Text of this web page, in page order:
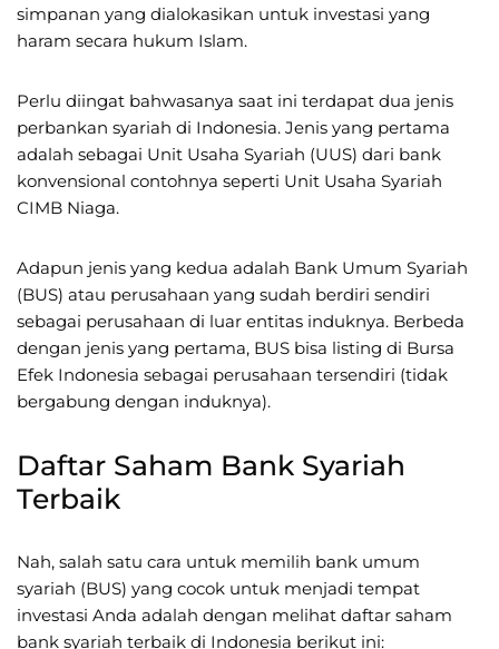
simpanan yang dialokasikan untuk investasi yang
haram secara hukum Islam.
Perlu diingat bahwasanya saat ini terdapat dua jenis
perbankan syariah di Indonesia. Jenis yang pertama
adalah sebagai Unit Usaha Syariah (UUS) dari bank
konvensional contohnya seperti Unit Usaha Syariah
CIMB Niaga.
Adapun jenis yang kedua adalah Bank Umum Syariah
(BUS) atau perusahaan yang sudah berdiri sendiri
sebagai perusahaan di luar entitas induknya. Berbeda
dengan jenis yang pertama, BUS bisa listing di Bursa
Efek Indonesia sebagai perusahaan tersendiri (tidak
bergabung dengan induknya).
Daftar Saham Bank Syariah
Terbaik
Nah, salah satu cara untuk memilih bank umum
syariah (BUS) yang cocok untuk menjadi tempat
investasi Anda adalah dengan melihat daftar saham
bank syariah terbaik di Indonesia berikut ini: